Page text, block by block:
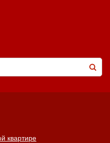
квартире